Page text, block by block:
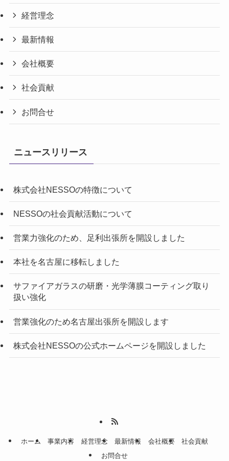
経営理念
最新情報
会社概要
社会貢献
お問合せ
ニュースリリース
株式会社NESSOの特徴について
NESSOの社会貢献活動について
営業力強化のため、足利出張所を開設しました
本社を名古屋に移転しました
サファイアガラスの研磨・光学薄膜コーティング取り
扱い強化
営業強化のため名古屋出張所を開設します
株式会社NESSOの公式ホームページを開設しました
ホーム 事業内容 経営理念 最新情報 会社概要
社会貢献
お問合せ